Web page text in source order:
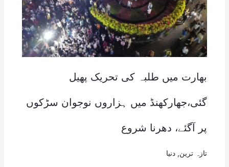
بھارت میں طلبہ کی تحریک پھیل
گئی،جھارکھنڈ میں ہزاروں نوجوان سڑکوں
پر آگئے، دھرنا شروع
تازہ ترین دنیا